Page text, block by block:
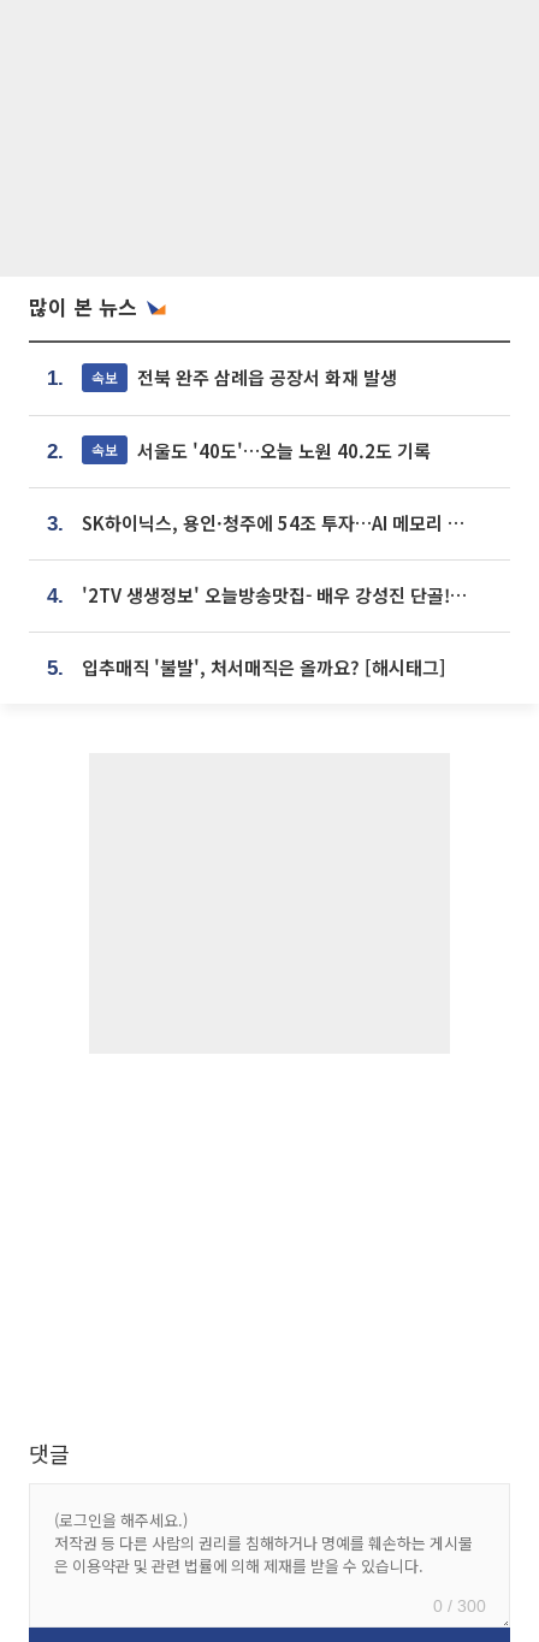
많이 본 뉴스
1. 속보 전북 완주 삼례읍 공장서 화재 발생
2. 속보 서울도 '40도'…오늘 노원 40.2도 기록
3. SK하이닉스, 용인·청주에 54조 투자…AI 메모리 생산기지 키운다
4. '2TV 생생정보' 오늘방송맛집- 배우 강성진 단골! 쌀국수ㆍ푸팟퐁 커리 맛집 '블○○○'
5. 입추매직 '불발', 처서매직은 올까요? [해시태그]
댓글
0 / 300